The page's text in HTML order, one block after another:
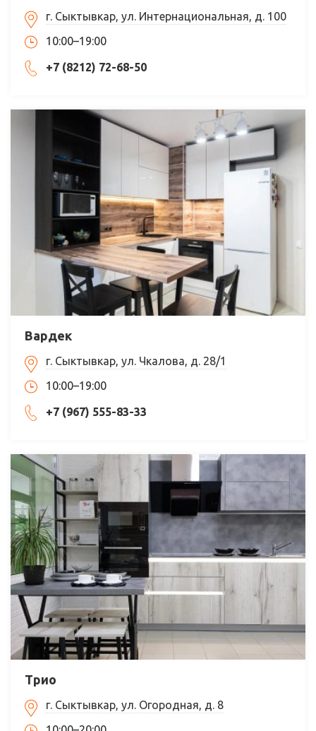
г. Сыктывкар, ул. Интернациональная, д. 100
10:00–19:00
+7 (8212) 72-68-50
Вардек
г. Сыктывкар, ул. Чкалова, д. 28/1
10:00–19:00
+7 (967) 555-83-33
Трио
г. Сыктывкар, ул. Огородная, д. 8